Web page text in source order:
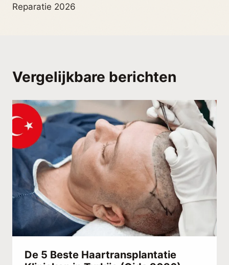
Reparatie 2026
Vergelijkbare berichten
De 5 Beste Haartransplantatie